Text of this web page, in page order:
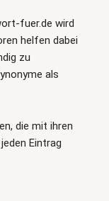
fuer.de wird
helfen dabei
zu
als
die mit ihren
Eintrag